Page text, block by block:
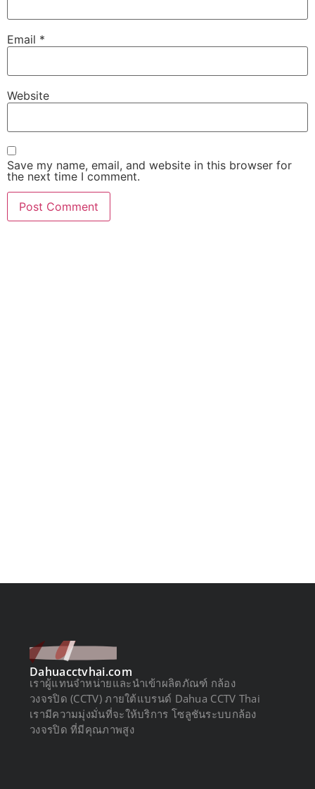
Email *
Website
Save my name, email, and website in this browser for
the next time I comment.
Dahuacctvhai.com
เราผู้แทนจำหน่ายและนำเข้าผลิตภัณฑ์ กล้อง
วงจรปิด (CCTV) ภายใต้แบรนด์ Dahua CCTV Thai
เรามีความมุ่งมั่นที่จะให้บริการ โซลูชันระบบกล้อง
วงจรปิด ที่มีคุณภาพสูง